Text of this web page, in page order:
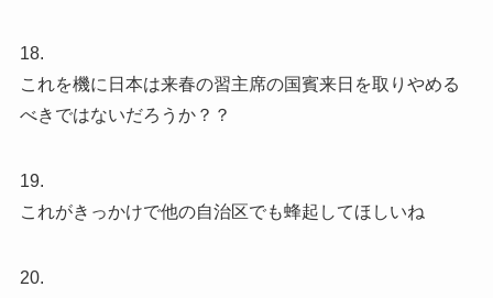
18.
これを機に日本は来春の習主席の国賓来日を取りやめる
べきではないだろうか？？
19.
これがきっかけで他の自治区でも蜂起してほしいね
20.